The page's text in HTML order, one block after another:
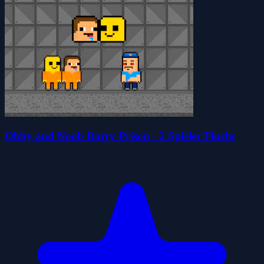
Obby and Noob Barry Prison - 2 Spieler Flucht